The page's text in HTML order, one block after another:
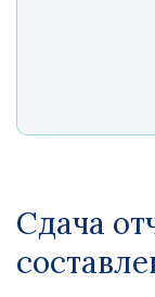
Сдача